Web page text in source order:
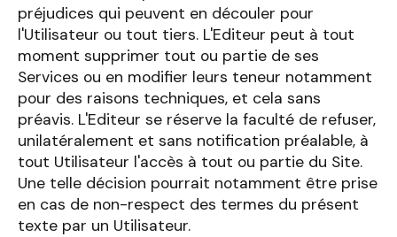
préjudices qui peuvent en découler pour
l'Utilisateur ou tout tiers. L'Editeur peut à tout
moment supprimer tout ou partie de ses
Services ou en modifier leurs teneur notamment
pour des raisons techniques, et cela sans
préavis. L'Editeur se réserve la faculté de refuser,
unilatéralement et sans notification préalable, à
tout Utilisateur l'accès à tout ou partie du Site.
Une telle décision pourrait notamment être prise
en cas de non-respect des termes du présent
texte par un Utilisateur.